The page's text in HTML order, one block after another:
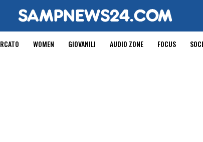
WOMEN GIOVANILI AUDIO ZONE FOCUS